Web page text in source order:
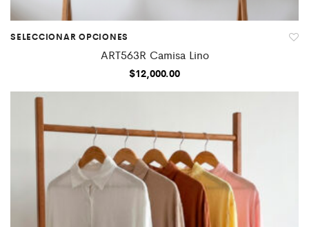
SELECCIONAR OPCIONES
ART563R Camisa Lino
$12,000.00